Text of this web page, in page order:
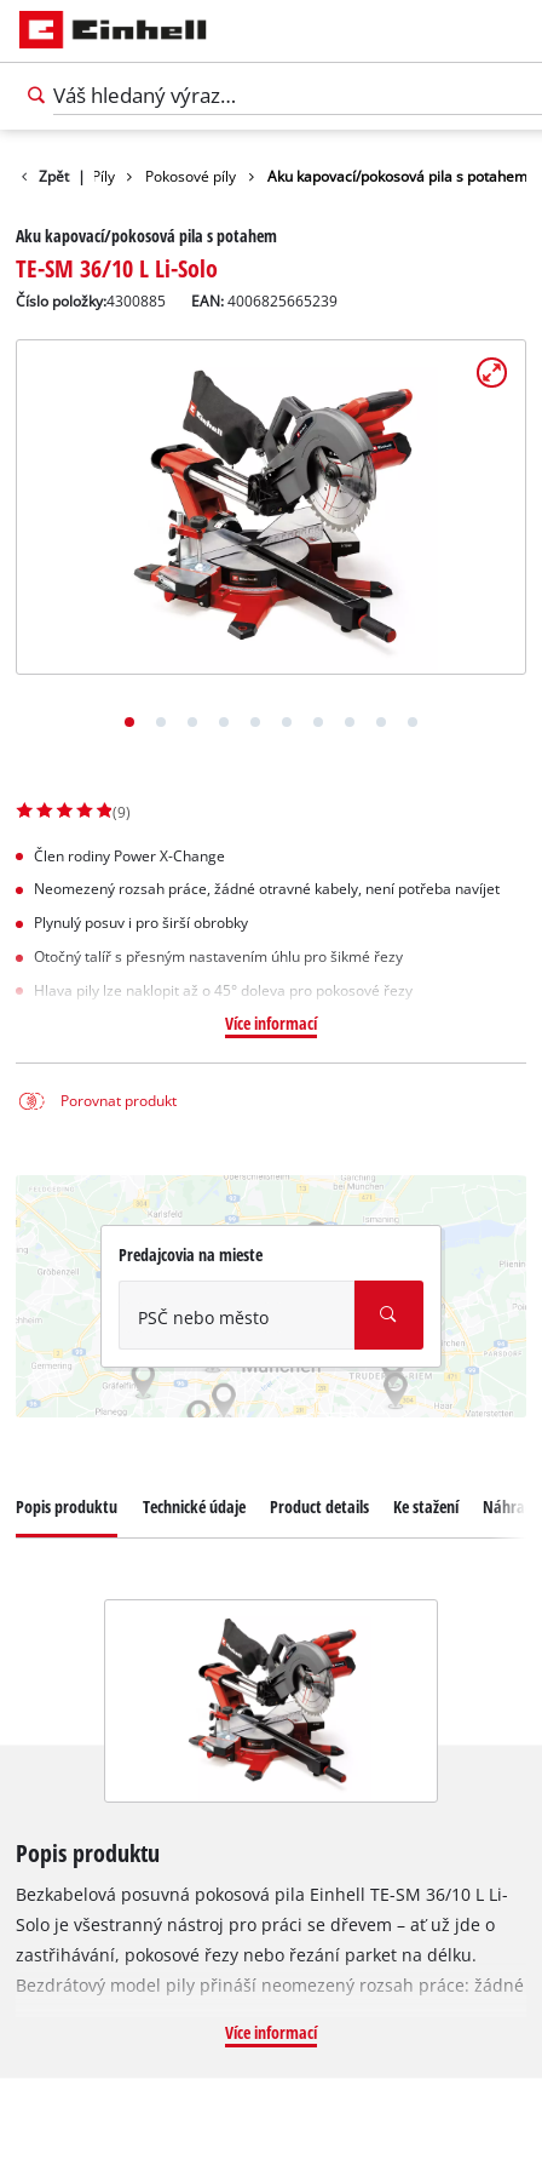
Zpět |
Náradie Píly Pokosové píly Aku kapovací/pokosová pila s potahem
Aku kapovací/pokosová pila s potahem
TE-SM 36/10 L Li-Solo
Číslo položky:4300885 EAN:4006825665239
(9)
Člen rodiny Power X-Change
Neomezený rozsah práce, žádné otravné kabely, není potřeba navíjet
Plynulý posuv i pro širší obrobky
Otočný talíř s přesným nastavením úhlu pro šikmé řezy
Hlava pily lze naklopit až o 45° doleva pro pokosové řezy
Více informací
Porovnat produkt
Predajcovia na mieste
PSČ nebo město
Popis produktu Technické údaje Product details Ke stažení
Popis produktu
Bezkabelová posuvná pokosová pila Einhell TE-SM 36/10 L Li-
Solo je všestranný nástroj pro práci se dřevem – ať už jde o
zastřihávání, pokosové řezy nebo řezání parket na délku.
Bezdrátový model pily přináší neomezený rozsah práce: žádné
navíjet. Jako člen rodiny Power X-Change lze s touto posuvnou
Více informací